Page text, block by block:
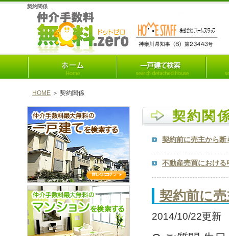
契約関係
HOME ＞ 契約関係
契約関
契約前に売主から断
不動産売買における
契約前に
2014/10/22更新